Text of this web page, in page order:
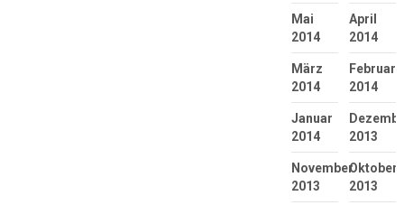
Mai
2014
April
2014
März
2014
Februar
2014
Januar
2014
2013
November
2013
Oktober
2013